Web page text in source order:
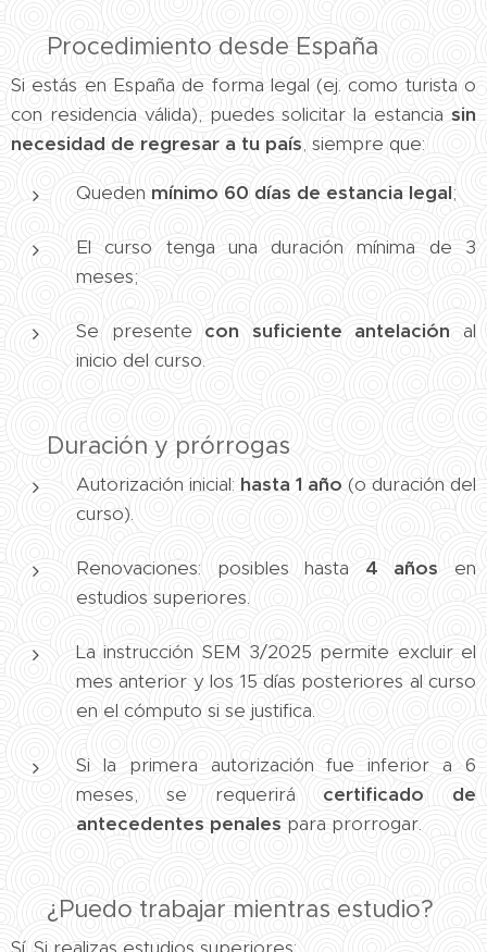
📌 Procedimiento desde España
Si estás en España de forma legal (ej. como turista o
con residencia válida), puedes solicitar la estancia sin
necesidad de regresar a tu país, siempre que:
Queden mínimo 60 días de estancia legal;
El curso tenga una duración mínima de 3
meses;
Se presente con suficiente antelación al
inicio del curso.
⏳ Duración y prórrogas
Autorización inicial: hasta 1 año (o duración del
curso).
Renovaciones: posibles hasta 4 años en
estudios superiores.
La instrucción SEM 3/2025 permite excluir el
mes anterior y los 15 días posteriores al curso
en el cómputo si se justifica.
Si la primera autorización fue inferior a 6
meses, se requerirá certificado de
antecedentes penales para prorrogar.
💼 ¿Puedo trabajar mientras estudio?